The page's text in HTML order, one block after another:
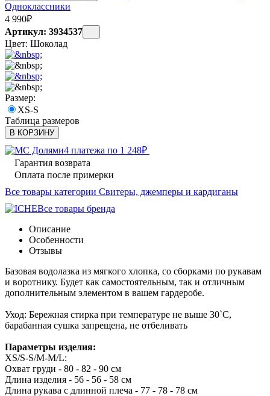
Одноклассники
4 990₽
Артикул: 3934537
Цвет: Шоколад
Размер:
XS-S
Таблица размеров
В КОРЗИНУ
4 платежа по 1 248₽
Гарантия возврата
Оплата после примерки
Все товары категории Свитеры, джемперы и кардиганы
Все товары бренда
Описание
Особенности
Отзывы
Базовая водолазка из мягкого хлопка, со сборками по рукавам
и воротнику. Будет как самостоятельным, так и отличным
дополнительным элементом в вашем гардеробе.
Уход: Бережная стирка при температуре не выше 30`C,
барабанная сушка запрещена, не отбеливать
Параметры изделия:
XS/S-S/M-M/L:
Охват груди - 80 - 82 - 90 см
Длина изделия - 56 - 56 - 58 см
Длина рукава с длинной плеча - 77 - 78 - 78 см